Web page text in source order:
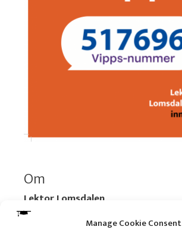
Manage Cookie Consent
Om
Lektor Lomsdalen
Organisasjonsnummer:
920 712 312